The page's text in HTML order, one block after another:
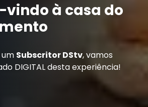
vindo à casa do
Subscritor DStv, vamos
DIGITAL desta experiência!